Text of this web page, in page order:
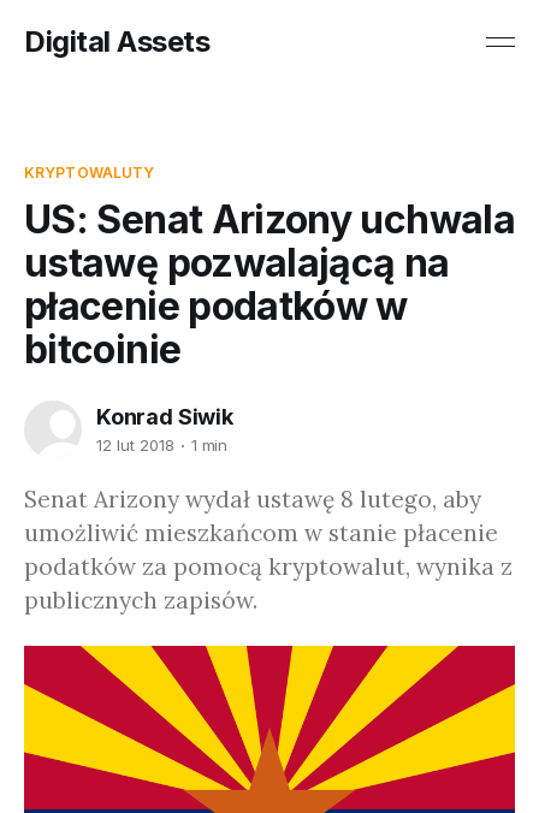
Digital Assets
KRYPTOWALUTY
US: Senat Arizony uchwala
ustawę pozwalającą na
płacenie podatków w
bitcoinie
Konrad Siwik
12 lut 2018 1 min
Senat Arizony wydał ustawę 8 lutego, aby
umożliwić mieszkańcom w stanie płacenie
podatków za pomocą kryptowalut, wynika z
publicznych zapisów.